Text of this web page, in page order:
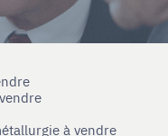
à vendre